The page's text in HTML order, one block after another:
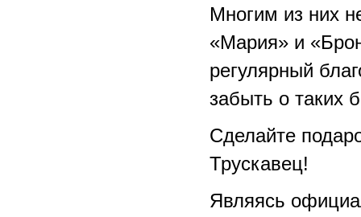
Многим из них
«Мария» и
регулярный
забыть о таких
Сделайте
Трускавец!
Являясь